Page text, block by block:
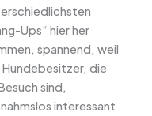
Ups“ hier her
spannend, weil
Hundebesitzer, die
sind,
interessant